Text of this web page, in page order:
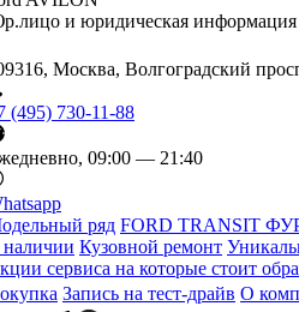
и юридическая
Москва, Волгоградский
(495) 730-11-88
09:00 — 21:40
ряд FORD TRANSIT
Кузовной ремонт
сервиса на которые стоит
Запись на тест-драйв О